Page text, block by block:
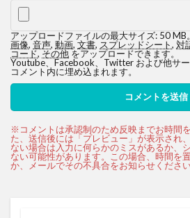
アップロードファイルの最大サイズ: 50 MB。
画像, 音声, 動画, 文書, スプレッドシート, 対
コード,その他をアップロードできます。
Youtube、Facebook、Twitter および他サ
コメント内に埋め込まれます。